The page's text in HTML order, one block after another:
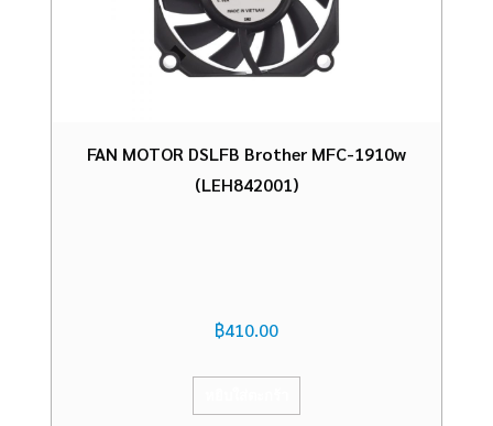
FAN MOTOR DSLFB Brother MFC-1910w
(LEH842001)
฿410.00